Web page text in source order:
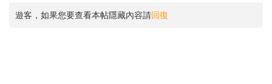
遊客，如果您要查看本帖隱藏內容請回復